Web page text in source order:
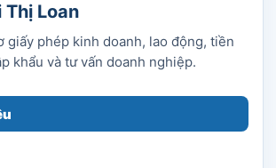
Thị Loan
giấy phép kinh doanh, lao động, tiền
khẩu và tư vấn doanh nghiệp.